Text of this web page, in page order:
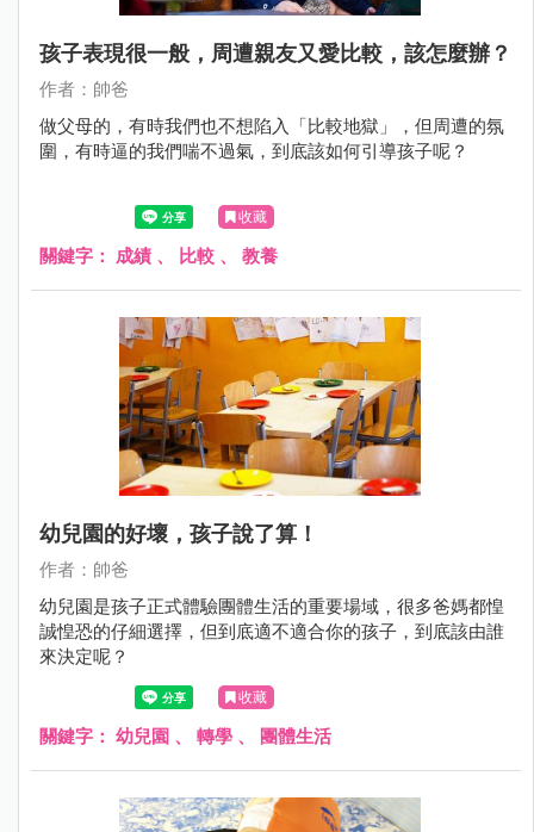
孩子表現很一般，周遭親友又愛比較，該怎麼辦？
作者：帥爸
做父母的，有時我們也不想陷入「比較地獄」，但周遭的氛
圍，有時逼的我們喘不過氣，到底該如何引導孩子呢？
收藏
關鍵字： 成績 、 比較 、 教養
幼兒園的好壞，孩子說了算！
作者：帥爸
幼兒園是孩子正式體驗團體生活的重要場域，很多爸媽都惶
誠惶恐的仔細選擇，但到底適不適合你的孩子，到底該由誰
來決定呢？
收藏
關鍵字： 幼兒園 、 轉學 、 團體生活